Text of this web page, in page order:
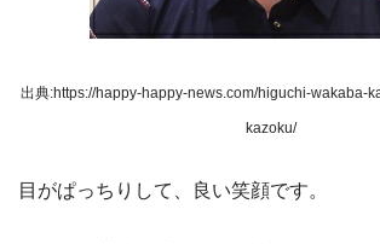
出典:https://happy-happy-news.com/higuchi-wakaba-
kazoku/
目がぱっちりして、良い笑顔です。